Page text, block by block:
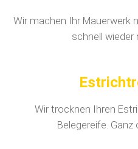
Wir machen Ihr Mauerwerk
schnell wieder
Wir trocknen Ihren
Belegereife.